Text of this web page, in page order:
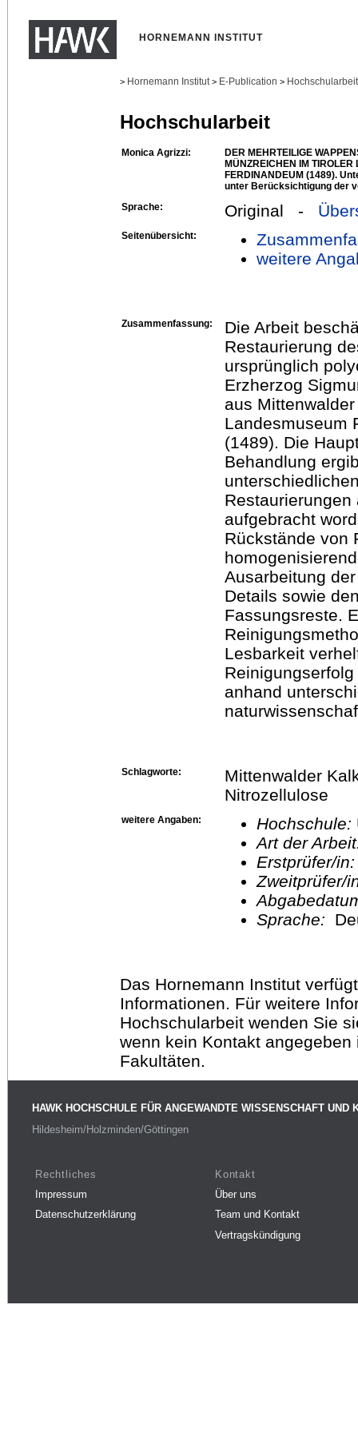
HORNEMANN INSTITUT
> Hornemann Institut > E-Publication >
Hochschularbeit
Monica Agrizzi:
DER MEHRTEILIGE
MÜNZREICHEN IM TIROLER
FERDINANDEUM (1489).
unter Berücksichtigung der
Sprache:
Original -
Seitenübersicht:
weitere
Zusammenfassung:
Die Arbeit
Restaurierung
ursprünglich
Erzherzog
aus
Landesmuseum
(1489). Die
Behandlung
aufgebracht
Rückstände von
Ausarbeitung
Details sowie
Fassungsreste.
Lesbarkeit
anhand
Schlagworte:
Mittenwalder
Nitrozellulose
weitere Angaben: Hochschule:
Art der
Erstprüfer/
Sprache:
Das Hornemann Institut
Informationen. Für weitere
Hochschularbeit wenden Sie
wenn kein Kontakt
Fakultäten.
HAWK HOCHSCHULE FÜR ANGEWANDTE WISSENSCHAFT UND
Hildesheim/Holzminden/Göttingen
Rechtliches
Impressum
Datenschutzerklärung
Kontakt
Über uns
Team und Kontakt
Vertragskündigung